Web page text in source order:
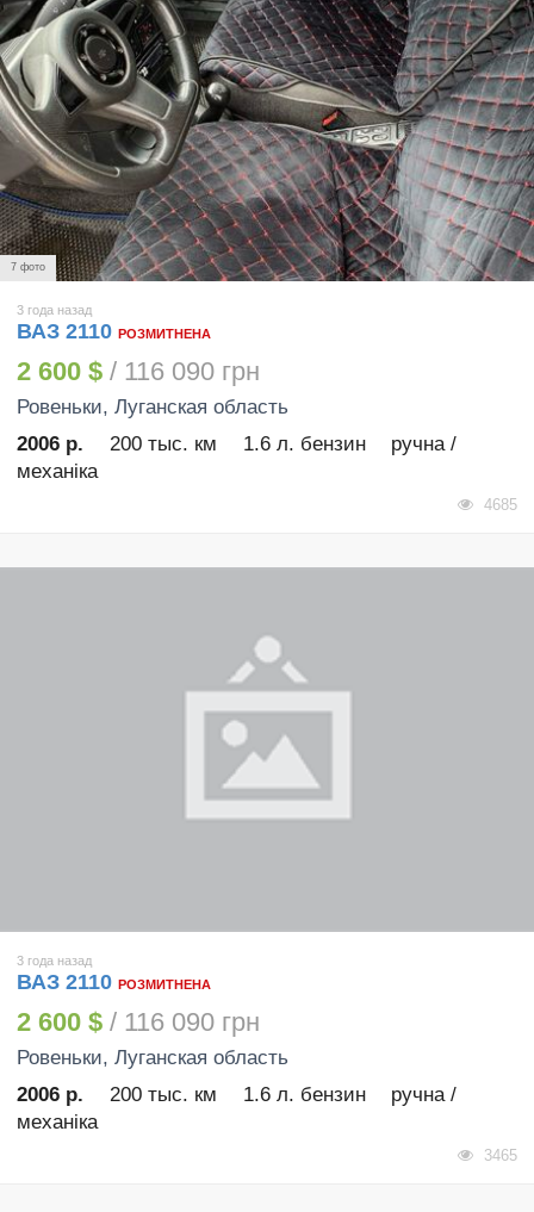
7 фото
3 года назад
ВАЗ 2110 РОЗМИТНЕНА
2 600 $ / 116 090 грн
Ровеньки, Луганская область
2006 р.
200 тыс. км 1.6 л. бензин
ручна /
механіка
4685
3 года назад
ВАЗ 2110 РОЗМИТНЕНА
2 600 $ / 116 090 грн
Ровеньки, Луганская область
2006 р.
200 тыс. км 1.6 л. бензин
ручна /
механіка
3465